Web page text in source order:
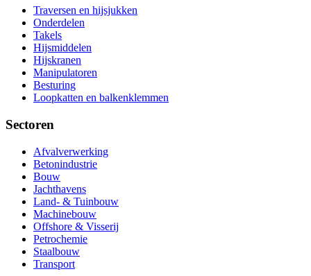
Traversen en hijsjukken
Onderdelen
Takels
Hijsmiddelen
Hijskranen
Manipulatoren
Besturing
Loopkatten en balkenklemmen
Sectoren
Afvalverwerking
Betonindustrie
Bouw
Jachthavens
Land- & Tuinbouw
Machinebouw
Offshore & Visserij
Petrochemie
Staalbouw
Transport